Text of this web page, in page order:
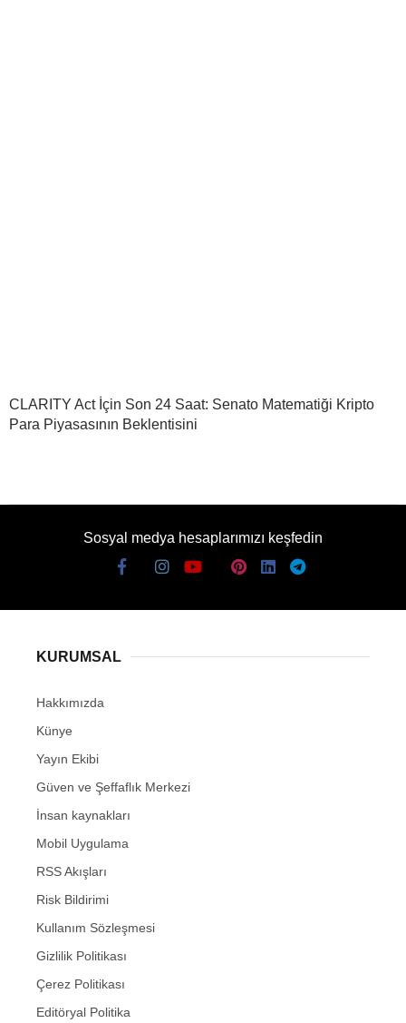
CLARITY Act İçin Son 24 Saat: Senato Matematiği Kripto
Para Piyasasının Beklentisini
Sosyal medya hesaplarımızı keşfedin
KURUMSAL
Hakkımızda
Künye
Yayın Ekibi
Güven ve Şeffaflık Merkezi
İnsan kaynakları
Mobil Uygulama
RSS Akışları
Risk Bildirimi
Kullanım Sözleşmesi
Gizlilik Politikası
Çerez Politikası
Editöryal Politika